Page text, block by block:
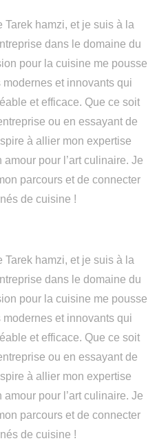
Tarek hamzi, et je suis à la
dans le domaine du
pour la cuisine me pousse
et innovants qui
et efficace. Que ce soit
ou en essayant de
à allier mon expertise
pour l’art culinaire. Je
parcours et de connecter
de cuisine !
Tarek hamzi, et je suis à la
dans le domaine du
pour la cuisine me pousse
et innovants qui
et efficace. Que ce soit
ou en essayant de
à allier mon expertise
pour l’art culinaire. Je
parcours et de connecter
de cuisine !